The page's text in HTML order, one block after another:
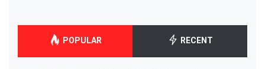
POPULAR RECENT